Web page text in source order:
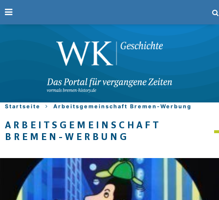
Startseite Arbeitsgemeinschaft Bremen-Werbung
ARBEITSGEMEINSCHAFT
BREMEN-WERBUNG